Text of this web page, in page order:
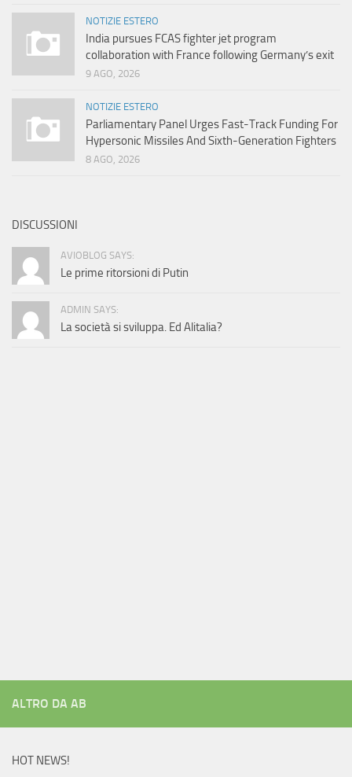
NOTIZIE ESTERO
India pursues FCAS fighter jet program
collaboration with France following Germany’s exit
9 AGO, 2026
NOTIZIE ESTERO
Parliamentary Panel Urges Fast-Track Funding For
Hypersonic Missiles And Sixth-Generation Fighters
8 AGO, 2026
DISCUSSIONI
AVIOBLOG SAYS:
Le prime ritorsioni di Putin
ADMIN SAYS:
La società si sviluppa. Ed Alitalia?
ALTRO DA AB
HOT NEWS!